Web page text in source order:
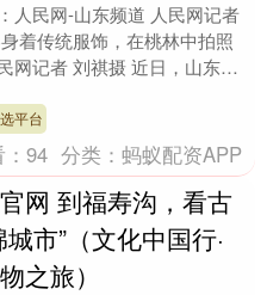
人民网-山东频道 人民网记者
着传统服饰，在桃林中拍照
网记者 刘祺摄 近日，山东省
霞....
平台
：94 分类：蚂蚁配资APP
网 到福寿沟，看古
城市”（文化中国行·
之旅）